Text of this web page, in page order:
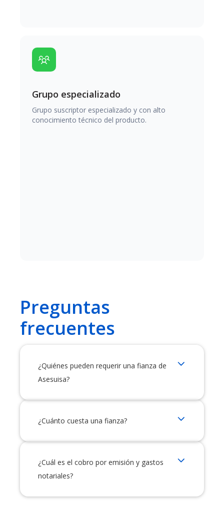
Grupo especializado
Grupo suscriptor especializado y con alto
conocimiento técnico del producto.
Preguntas
frecuentes
¿Quiénes pueden requerir una fianza de
Asesuisa?
¿Cuánto cuesta una fianza?
¿Cuál es el cobro por emisión y gastos
notariales?